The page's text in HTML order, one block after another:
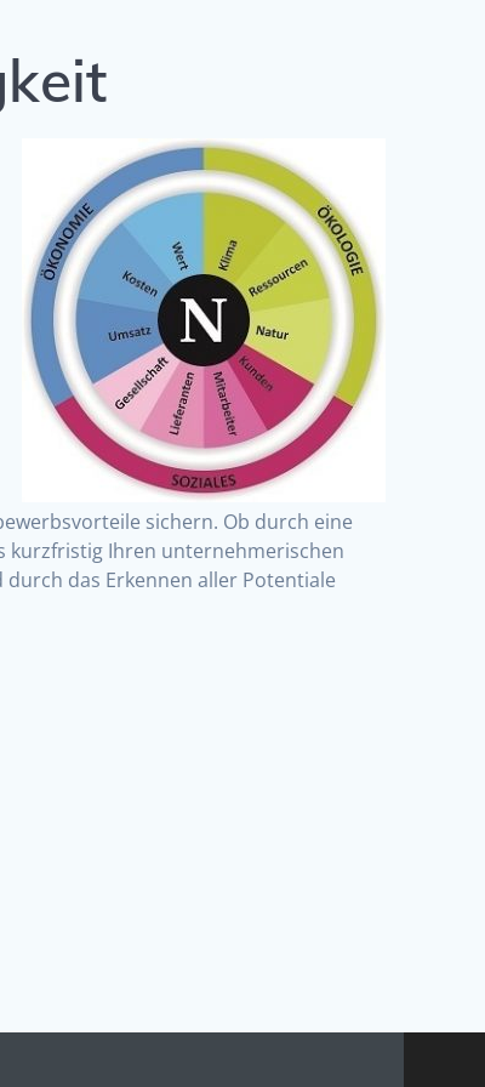
sichern. Ob durch eine
kurzfristig Ihren unternehmerischen
das Erkennen aller Potentiale